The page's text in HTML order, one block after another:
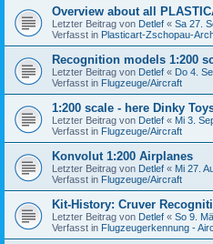
Overview about all
Letzter Beitrag von Detlef « Sa 27.
Verfasst in Plasticart-Zschopau-
Recognition models 1:200
Letzter Beitrag von Detlef « Do 4.
Verfasst in Flugzeuge/Aircraft
1:200 scale - here Dinky
Letzter Beitrag von Detlef « Mi 3.
Verfasst in Flugzeuge/Aircraft
Konvolut 1:200 Airplanes
Letzter Beitrag von Detlef « Mi 27.
Verfasst in Flugzeuge/Aircraft
Kit-History: Cruver
Letzter Beitrag von Detlef « So 9.
Verfasst in Flugzeugerkennung -